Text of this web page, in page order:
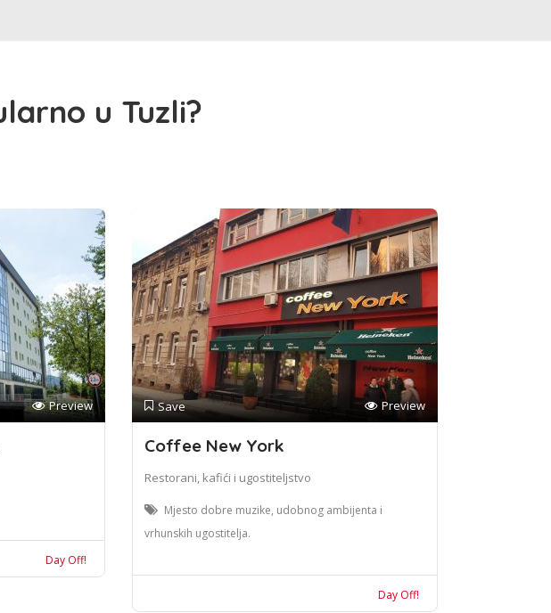
u Tuzli?
Preview
Day Off!
Save Preview
Coffee New York
Restorani, kafići i ugostiteljstvo
Mjesto dobre muzike, udobnog ambijenta i
vrhunskih ugostitelja.
Day Off!